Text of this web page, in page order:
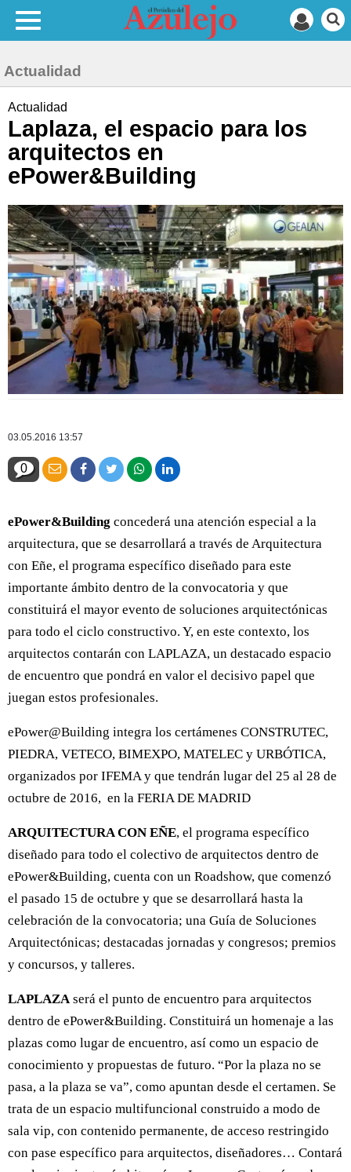
Actualidad
Actualidad
Laplaza, el espacio para los
arquitectos en
ePower&Building
03.05.2016 13:57
0
ePower&Building concederá una atención especial a la
arquitectura, que se desarrollará a través de Arquitectura
con Eñe, el programa específico diseñado para este
importante ámbito dentro de la convocatoria y que
constituirá el mayor evento de soluciones arquitectónicas
para todo el ciclo constructivo. Y, en este contexto, los
arquitectos contarán con LAPLAZA, un destacado espacio
de encuentro que pondrá en valor el decisivo papel que
juegan estos profesionales.
ePower@Building integra los certámenes CONSTRUTEC,
PIEDRA, VETECO, BIMEXPO, MATELEC y URBÓTICA,
organizados por IFEMA y que tendrán lugar del 25 al 28 de
octubre de 2016, en la FERIA DE MADRID
ARQUITECTURA CON EÑE, el programa específico
diseñado para todo el colectivo de arquitectos dentro de
ePower&Building, cuenta con un Roadshow, que comenzó
el pasado 15 de octubre y que se desarrollará hasta la
celebración de la convocatoria; una Guía de Soluciones
Arquitectónicas; destacadas jornadas y congresos; premios
y concursos, y talleres.
LAPLAZA será el punto de encuentro para arquitectos
dentro de ePower&Building. Constituirá un homenaje a las
plazas como lugar de encuentro, así como un espacio de
conocimiento y propuestas de futuro. “Por la plaza no se
pasa, a la plaza se va”, como apuntan desde el certamen. Se
trata de un espacio multifuncional construido a modo de
sala vip, con contenido permanente, de acceso restringido
con pase específico para arquitectos, diseñadores… Contará